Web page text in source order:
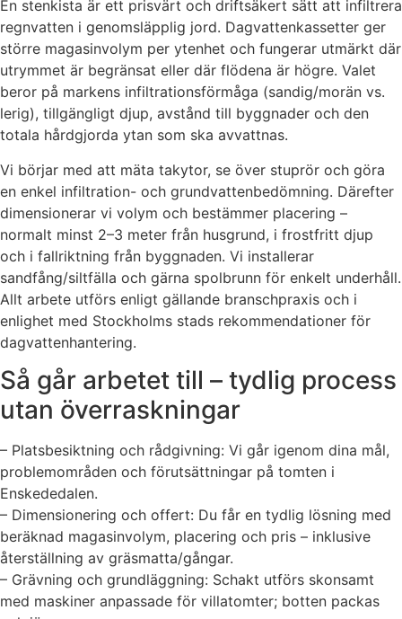
En stenkista är ett prisvärt och driftsäkert sätt att infiltrera
regnvatten i genomsläpplig jord. Dagvattenkassetter ger
större magasinvolym per ytenhet och fungerar utmärkt där
utrymmet är begränsat eller där flödena är högre. Valet
beror på markens infiltrationsförmåga (sandig/morän vs.
lerig), tillgängligt djup, avstånd till byggnader och den
totala hårdgjorda ytan som ska avvattnas.
Vi börjar med att mäta takytor, se över stuprör och göra
en enkel infiltration- och grundvattenbedömning. Därefter
dimensionerar vi volym och bestämmer placering –
normalt minst 2–3 meter från husgrund, i frostfritt djup
och i fallriktning från byggnaden. Vi installerar
sandfång/siltfälla och gärna spolbrunn för enkelt underhåll.
Allt arbete utförs enligt gällande branschpraxis och i
enlighet med Stockholms stads rekommendationer för
dagvattenhantering.
Så går arbetet till – tydlig process
utan överraskningar
– Platsbesiktning och rådgivning: Vi går igenom dina mål,
problemområden och förutsättningar på tomten i
Enskededalen.
– Dimensionering och offert: Du får en tydlig lösning med
beräknad magasinvolym, placering och pris – inklusive
återställning av gräsmatta/gångar.
– Grävning och grundläggning: Schakt utförs skonsamt
med maskiner anpassade för villatomter; botten packas